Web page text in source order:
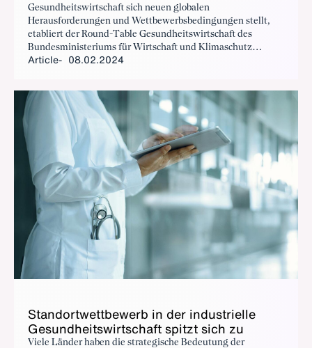
Gesundheitswirtschaft sich neuen globalen
Herausforderungen und Wettbewerbsbedingungen stellt,
etabliert der Round-Table Gesundheitswirtschaft des
Bundesministeriums für Wirtschaft und Klimaschutz
(BMWK) einen wichtigen strategischen Dialog, um
Article 08.02.2024
Stan­dortwet­tbe­werb in der in­dus­trielle
Gesund­heitswirtschaft spitzt sich zu
Viele Länder haben die strategische Bedeutung der